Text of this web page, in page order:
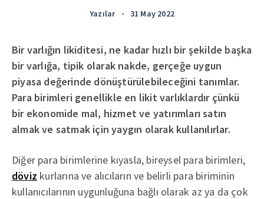
Yazılar • 31 May 2022
Bir varlığın likiditesi, ne kadar hızlı bir şekilde başka
bir varlığa, tipik olarak nakde, gerçeğe uygun
piyasa değerinde dönüştürülebileceğini tanımlar.
Para birimleri genellikle en likit varlıklardır çünkü
bir ekonomide mal, hizmet ve yatırımları satın
almak ve satmak için yaygın olarak kullanılırlar.
Diğer para birimlerine kıyasla, bireysel para birimleri,
döviz kurlarına ve alıcıların ve belirli para biriminin
kullanıcılarının uygunluğuna bağlı olarak az ya da çok